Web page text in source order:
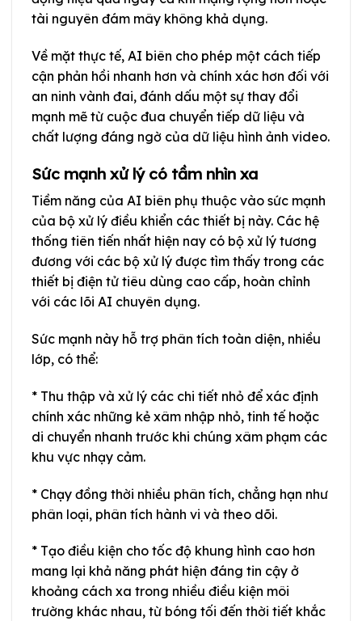
tài nguyên đám mây không khả dụng.
Về mặt thực tế, AI biên cho phép một cách tiếp
cận phản hồi nhanh hơn và chính xác hơn đối với
an ninh vành đai, đánh dấu một sự thay đổi
mạnh mẽ từ cuộc đua chuyển tiếp dữ liệu và
chất lượng đáng ngờ của dữ liệu hình ảnh video.
Sức mạnh xử lý có tầm nhìn xa
Tiềm năng của AI biên phụ thuộc vào sức mạnh
của bộ xử lý điều khiển các thiết bị này. Các hệ
thống tiên tiến nhất hiện nay có bộ xử lý tương
đương với các bộ xử lý được tìm thấy trong các
thiết bị điện tử tiêu dùng cao cấp, hoàn chỉnh
với các lõi AI chuyên dụng.
Sức mạnh này hỗ trợ phân tích toàn diện, nhiều
lớp, có thể:
* Thu thập và xử lý các chi tiết nhỏ để xác định
chính xác những kẻ xâm nhập nhỏ, tinh tế hoặc
di chuyển nhanh trước khi chúng xâm phạm các
khu vực nhạy cảm.
* Chạy đồng thời nhiều phân tích, chẳng hạn như
phân loại, phân tích hành vi và theo dõi.
* Tạo điều kiện cho tốc độ khung hình cao hơn
mang lại khả năng phát hiện đáng tin cậy ở
khoảng cách xa trong nhiều điều kiện môi
trường khác nhau, từ bóng tối đến thời tiết khắc